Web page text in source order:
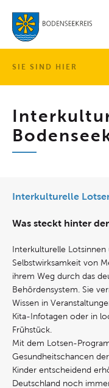
SIE SIND HIER
Interkulturelle
Was steckt hinter
Interkulturelle
Selbstwirksamkeit von
ihrem Weg durch das
Behördensystem. Sie
Wissen in
Kita-Infotagen oder in
Frühstück.
Mit dem Lotsen-
Gesundheitschancen
Kinder entscheidend
Deutschland noch